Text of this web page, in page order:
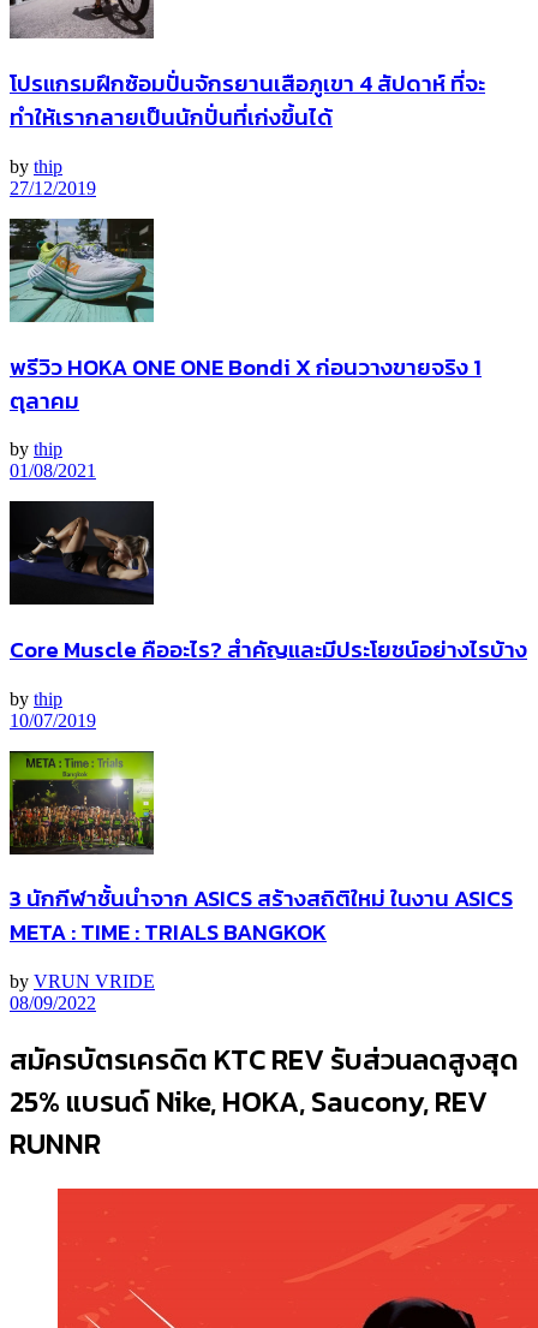
โปรแกรมฝึกซ้อมปั่นจักรยานเสือภูเขา 4 สัปดาห์ ที่จะ
ทำให้เรากลายเป็นนักปั่นที่เก่งขึ้นได้
by thip
27/12/2019
พรีวิว HOKA ONE ONE Bondi X ก่อนวางขายจริง 1
ตุลาคม
by thip
01/08/2021
Core Muscle คืออะไร? สำคัญและมีประโยชน์อย่างไรบ้าง
by thip
10/07/2019
3 นักกีฬาชั้นนำจาก ASICS สร้างสถิติใหม่ ในงาน ASICS
META : TIME : TRIALS BANGKOK
by VRUN VRIDE
08/09/2022
สมัครบัตรเครดิต KTC REV รับส่วนลดสูงสุด
25% แบรนด์ Nike, HOKA, Saucony, REV
RUNNR